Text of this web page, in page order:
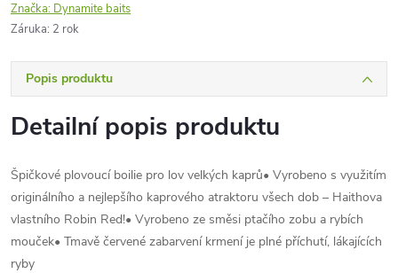
Značka: Dynamite baits
Záruka: 2 rok
Popis produktu
Detailní popis produktu
Špičkové plovoucí boilie pro lov velkých kaprů• Vyrobeno s využitím
originálního a nejlepšího kaprového atraktoru všech dob – Haithova
vlastního Robin Red!• Vyrobeno ze směsi ptačího zobu a rybích
mouček• Tmavě červené zabarvení krmení je plné příchutí, lákajících
ryby